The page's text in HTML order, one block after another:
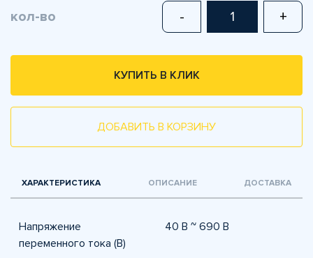
кол-во - +
КУПИТЬ В КЛИК
ДОБАВИТЬ В КОРЗИНУ
ХАРАКТЕРИСТИКА ОПИСАНИЕ ДОСТАВКА
Напряжение
переменного тока (В)
40 В ~ 690 В